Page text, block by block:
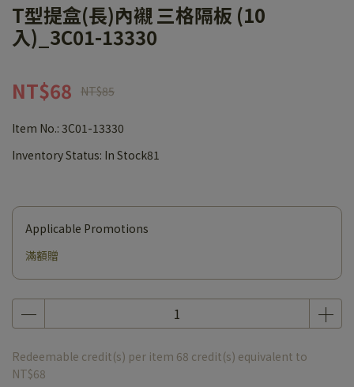
T型提盒(長)內襯 三格隔板 (10
入)_3C01-13330
NT$68 NT$85
Item No.: 3C01-13330
Inventory Status: In Stock81
Applicable Promotions
滿額贈
Redeemable credit(s) per item 68 credit(s) equivalent to
NT$68